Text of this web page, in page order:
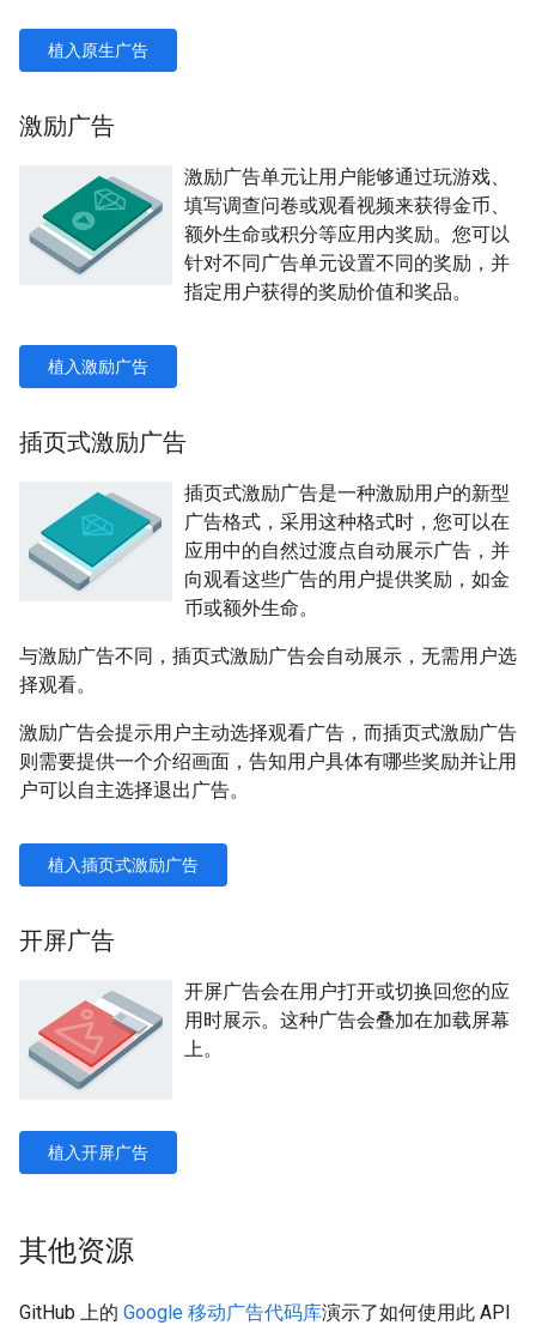
植入原生广告
激励广告
激励广告单元让用户能够通过玩游戏、
填写调查问卷或观看视频来获得金币、
额外生命或积分等应用内奖励。您可以
针对不同广告单元设置不同的奖励，并
指定用户获得的奖励价值和奖品。
植入激励广告
插页式激励广告
插页式激励广告是一种激励用户的新型
广告格式，采用这种格式时，您可以在
应用中的自然过渡点自动展示广告，并
向观看这些广告的用户提供奖励，如金
币或额外生命。
与激励广告不同，插页式激励广告会自动展示，无需用户选
择观看。
激励广告会提示用户主动选择观看广告，而插页式激励广告
则需要提供一个介绍画面，告知用户具体有哪些奖励并让用
户可以自主选择退出广告。
植入插页式激励广告
开屏广告
开屏广告会在用户打开或切换回您的应
用时展示。这种广告会叠加在加载屏幕
上。
植入开屏广告
其他资源
GitHub 上的 Google 移动广告代码库演示了如何使用此 API